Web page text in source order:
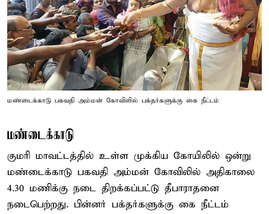
மண்டைக்காடு பகவதி அம்மன் கோவிலில் பக்தர்களுக்கு கை நீட்டம்
மண்டைக்காடு
குமரி மாவட்டத்தில் உள்ள முக்கிய கோயிலில் ஒன்று
மண்டைக்காடு பகவதி அம்மன் கோவிலில் அதிகாலை
4.30 மணிக்கு நடை திறக்கப்பட்டு தீபாராதனை
நடைபெற்றது. பின்னர் பக்தர்களுக்கு கை நீட்டம்